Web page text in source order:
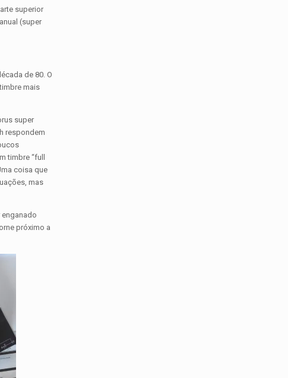
superior
(super
de 80. O
mais
super
respondem
timbre “full
coisa que
mas
próximo a